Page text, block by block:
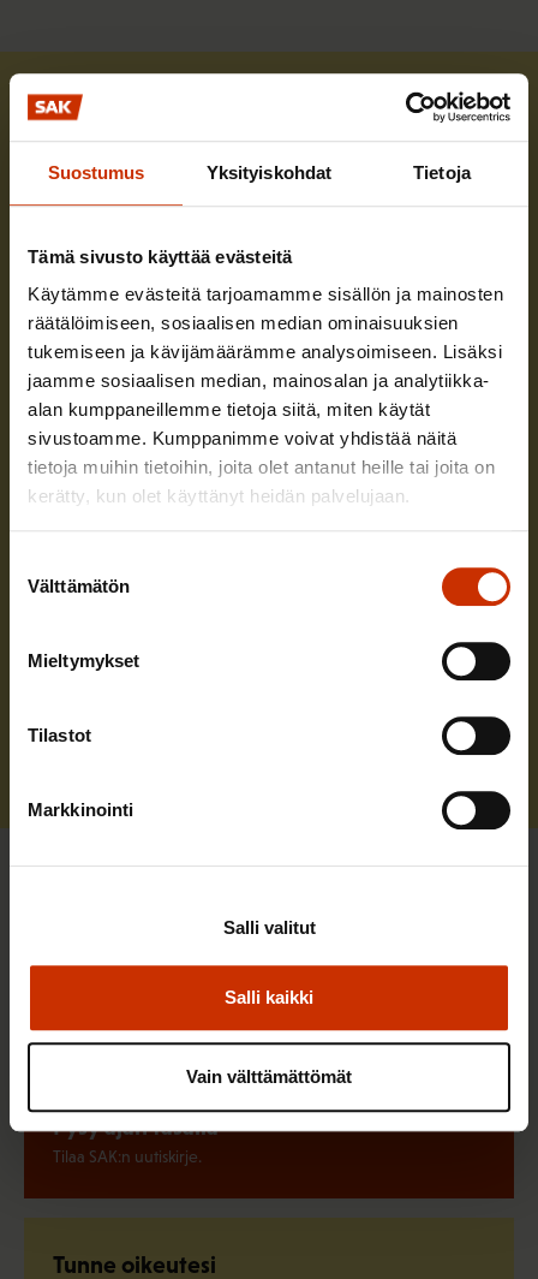
Suostumus Yksityiskohdat Tietoja
Tämä sivusto käyttää evästeitä
Käytämme evästeitä tarjoamamme sisällön ja mainosten
räätälöimiseen, sosiaalisen median ominaisuuksien
tukemiseen ja kävijämäärämme analysoimiseen. Lisäksi
jaamme sosiaalisen median, mainosalan ja analytiikka-
alan kumppaneillemme tietoja siitä, miten käytät
sivustoamme. Kumppanimme voivat yhdistää näitä
tietoja muihin tietoihin, joita olet antanut heille tai joita on
kerätty, kun olet käyttänyt heidän palvelujaan.
valinta
Välttämätön
Mieltymykset
Tilastot
Markkinointi
Salli kaikki
Salli valitut
Vain välttämättömät
Mitä teen, kun työt loppuvat?
Lue toimintaohjeet, jos työsi loppuvat tai sinut lomautetaan ja
jäät työttömäksi.
Liity ammattiliittoon
Pysy ajan tasalla
Tilaa SAK:n uutiskirje.
Tunne oikeutesi